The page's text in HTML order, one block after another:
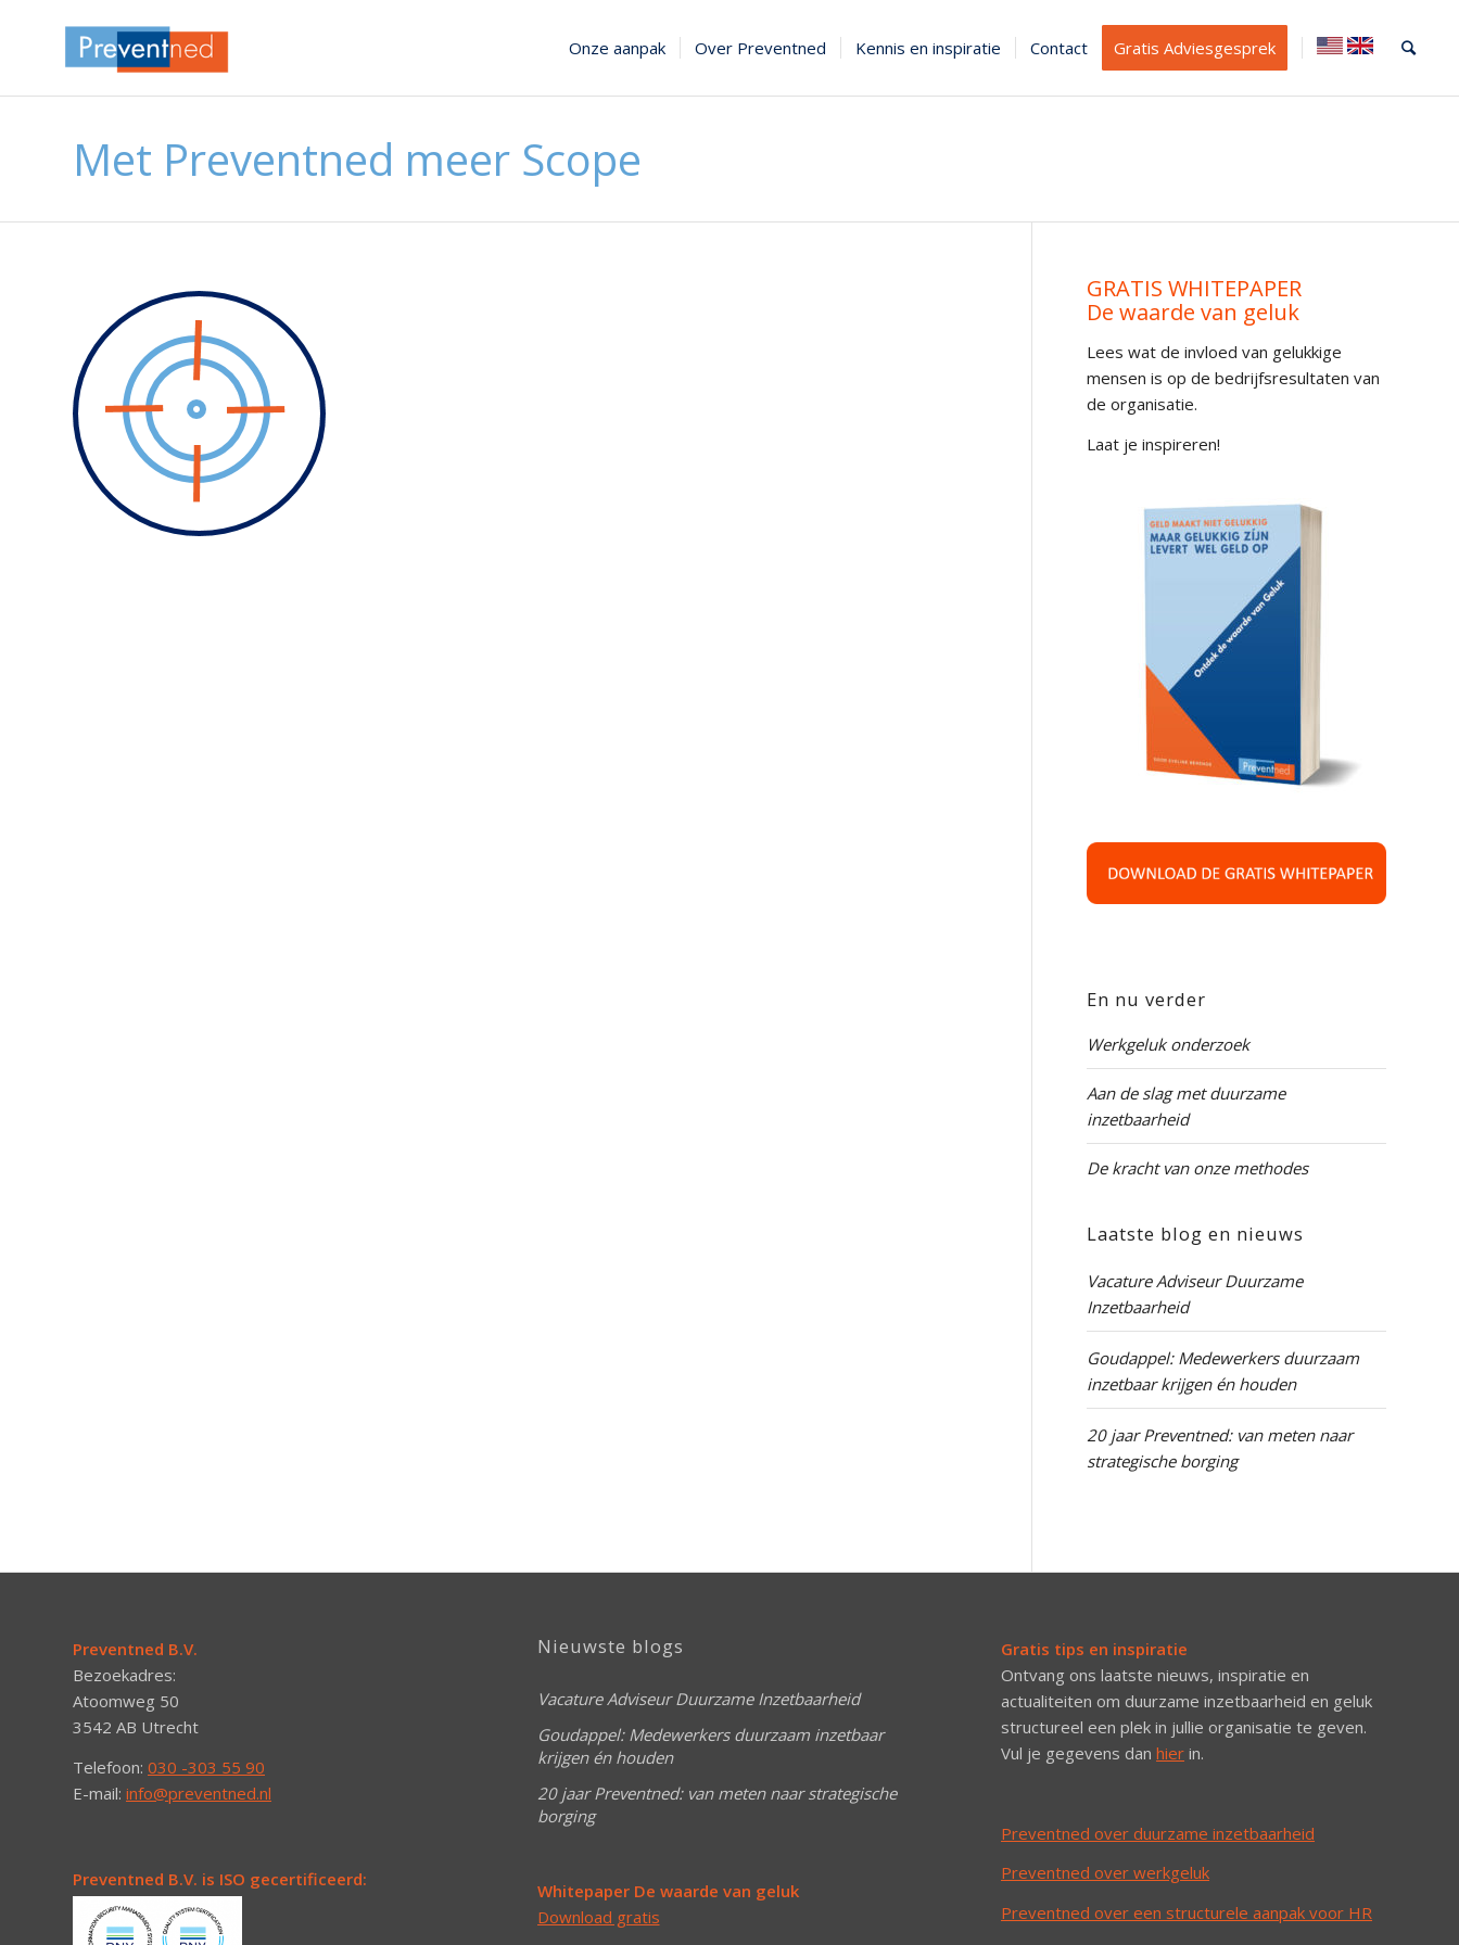
Onze aanpak Over Preventned Kennis en inspiratie Contact Gratis Adviesgesprek
Met Preventned meer Scope
GRATIS WHITEPAPER
De waarde van geluk
Lees wat de invloed van gelukkige
mensen is op de bedrijfsresultaten van
de organisatie.
Laat je inspireren!
En nu verder
Werkgeluk onderzoek
Aan de slag met duurzame
inzetbaarheid
De kracht van onze methodes
Laatste blog en nieuws
Vacature Adviseur Duurzame
Inzetbaarheid
Goudappel: Medewerkers duurzaam
inzetbaar krijgen én houden
20 jaar Preventned: van meten naar
strategische borging
Preventned B.V.
Bezoekadres:
Atoomweg 50
3542 AB Utrecht
Telefoon: 030 -303 55 90
E-mail: info@preventned.nl
Preventned B.V. is ISO gecertificeerd:
Nieuwste blogs
Vacature Adviseur Duurzame Inzetbaarheid
Goudappel: Medewerkers duurzaam inzetbaar
krijgen én houden
20 jaar Preventned: van meten naar strategische
borging
Whitepaper De waarde van geluk
Download gratis
Gratis tips en inspiratie
Ontvang ons laatste nieuws, inspiratie en
actualiteiten om duurzame inzetbaarheid en geluk
structureel een plek in jullie organisatie te geven.
Vul je gegevens danhier in.
Preventned over duurzame inzetbaarheid
Preventned over werkgeluk
Preventned over een structurele aanpak voor HR